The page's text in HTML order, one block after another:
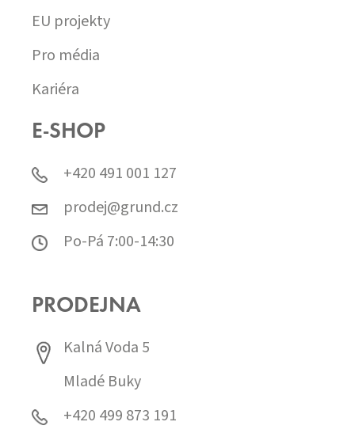
EU projekty
Pro média
Kariéra
E-SHOP
+420 491 001 127
prodej@grund.cz
Po-Pá 7:00-14:30
PRODEJNA
Kalná Voda 5
Mladé Buky
+420 499 873 191